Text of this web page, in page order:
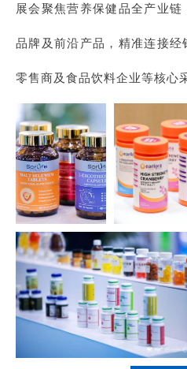
展会聚焦营养保健品全产业
品牌及前沿产品，精准连接经
零售商及食品饮料企业等核心